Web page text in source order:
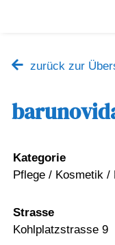
zurück zur
Kategorie
Pflege / Kosmetik /
Strasse
Kohlplatzstrasse 9